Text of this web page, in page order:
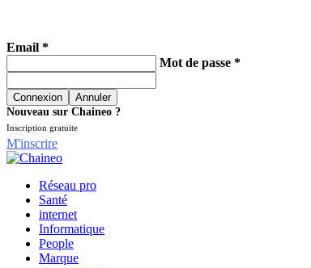
Email *
Mot de passe *
Nouveau sur Chaineo ?
Inscription gratuite
M'inscrire
Réseau pro
Santé
internet
Informatique
People
Marque